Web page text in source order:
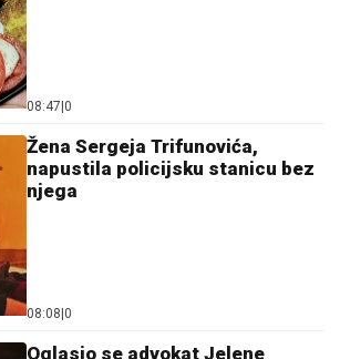
08:47|0
Žena Sergeja Trifunovića,
napustila policijsku stanicu bez
njega
08:08|0
Oglasio se advokat Jelene